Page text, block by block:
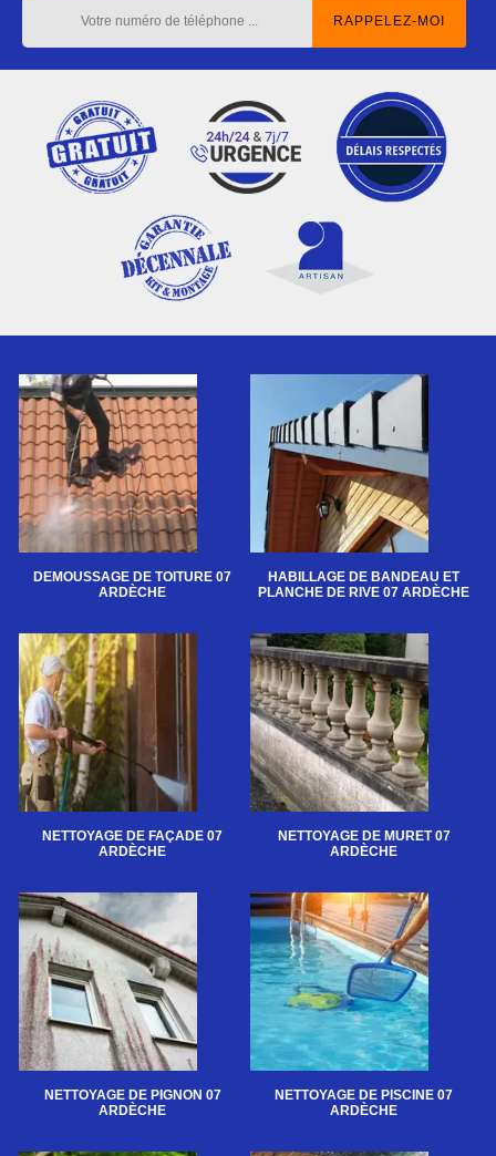
DEMOUSSAGE DE TOITURE 07
ARDÈCHE
HABILLAGE DE BANDEAU ET
PLANCHE DE RIVE 07 ARDÈCHE
NETTOYAGE DE FAÇADE 07
ARDÈCHE
NETTOYAGE DE MURET 07
ARDÈCHE
NETTOYAGE DE PIGNON 07
ARDÈCHE
NETTOYAGE DE PISCINE 07
ARDÈCHE